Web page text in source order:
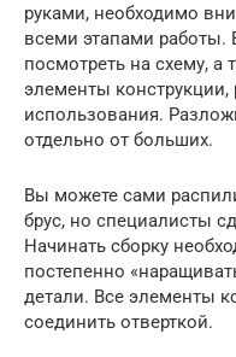
руками, необходимо
всеми этапами работы.
посмотреть на схему, а
элементы конструкции,
использования.
отдельно от больших.
Вы можете сами
брус, но специалисты
Начинать сборку
постепенно
детали. Все элементы
соединить отверткой.